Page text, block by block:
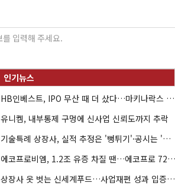
HB인베스트, IPO 무산 때 더 샀다…마키나락스 투자 2.7배 회수
유니켐, 내부통제 구멍에 신사업 신뢰도까지 추락
기술특례 상장사, 실적 추정은 '뻥튀기'·공시는 '누락'
에코프로비엠, 1.2조 유증 차질 땐…에코프로 7270억 '독박'
상장사 옷 벗는 신세계푸드…사업재편 성과 입증할까